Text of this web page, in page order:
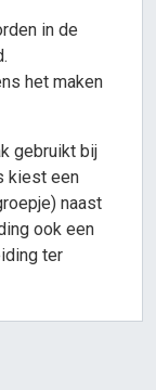
in de
het maken
gebruikt bij
kiest een
naast
ook een
ter